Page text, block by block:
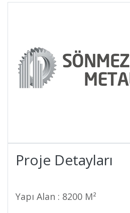
Proje Detayları
Yapı Alan : 8200 M²